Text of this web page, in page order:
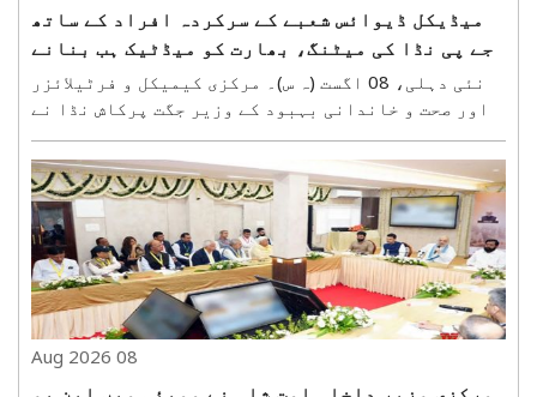
میڈیکل ڈیوائس شعبے کے سرکردہ افراد کے ساتھ
جے پی نڈا کی میٹنگ، بھارت کو میڈٹیک ہب بنانے
پر زور
نئی دہلی، 08 اگست (ہ س)۔ مرکزی کیمیکل و فرٹیلائزر
اور صحت و خاندانی بہبود کے وزیر جگت پرکاش نڈا نے
سرکردہ صنعت کاروں کے ساتھ میٹنگ کی۔ یہ میٹنگ
انڈیا میڈیکل ڈیوائس-2026 کے دوسرے دن منعقد ہوئی۔
اس پروگ..
08 Aug 2026